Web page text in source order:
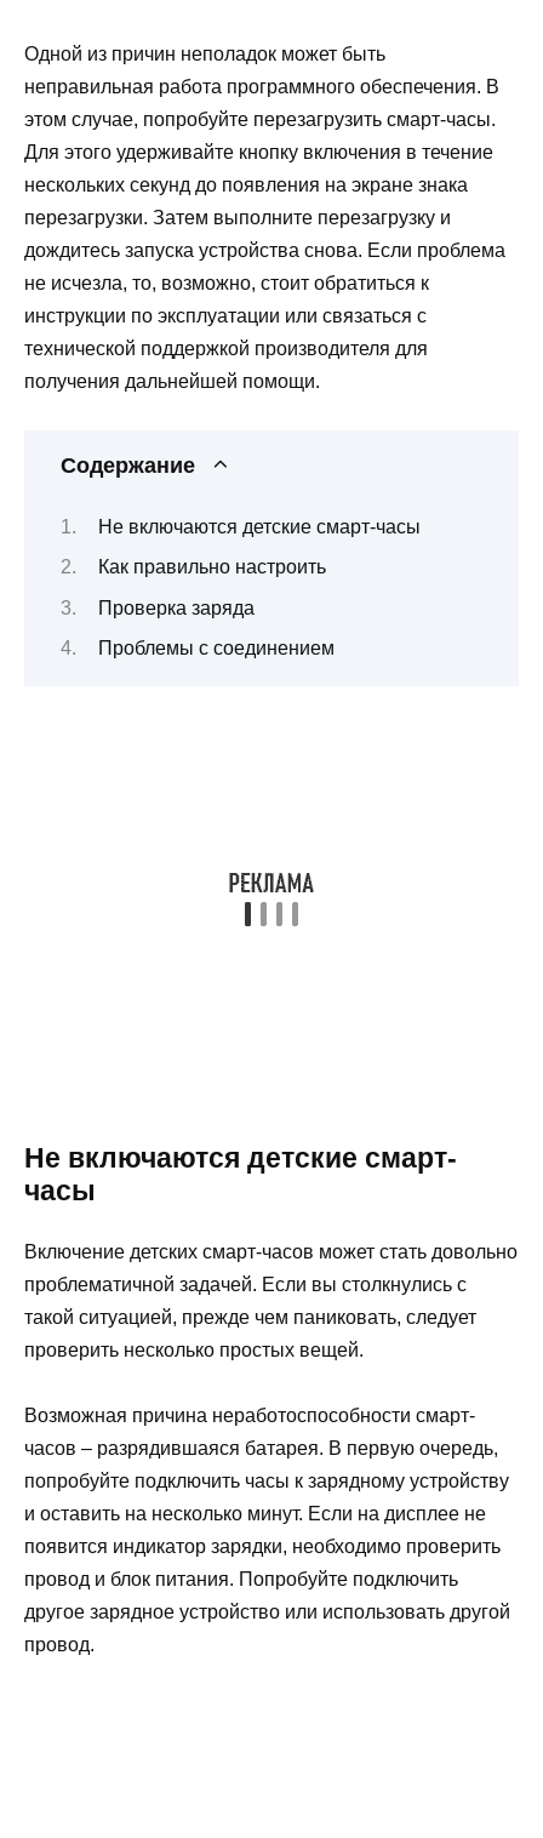
Одной из причин неполадок может быть
неправильная работа программного обеспечения. В
этом случае, попробуйте перезагрузить смарт-часы.
Для этого удерживайте кнопку включения в течение
нескольких секунд до появления на экране знака
перезагрузки. Затем выполните перезагрузку и
дождитесь запуска устройства снова. Если проблема
не исчезла, то, возможно, стоит обратиться к
инструкции по эксплуатации или связаться с
технической поддержкой производителя для
получения дальнейшей помощи.
Содержание
Не включаются детские смарт-часы
Как правильно настроить
Проверка заряда
Проблемы с соединением
Не включаются детские смарт-
часы
Включение детских смарт-часов может стать довольно
проблематичной задачей. Если вы столкнулись с
такой ситуацией, прежде чем паниковать, следует
проверить несколько простых вещей.
Возможная причина неработоспособности смарт-
часов – разрядившаяся батарея. В первую очередь,
попробуйте подключить часы к зарядному устройству
и оставить на несколько минут. Если на дисплее не
появится индикатор зарядки, необходимо проверить
провод и блок питания. Попробуйте подключить
другое зарядное устройство или использовать другой
провод.